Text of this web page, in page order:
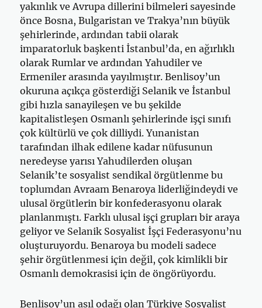
yakınlık ve Avrupa dillerini bilmeleri sayesinde
önce Bosna, Bulgaristan ve Trakya’nın büyük
şehirlerinde, ardından tabii olarak
imparatorluk başkenti İstanbul’da, en ağırlıklı
olarak Rumlar ve ardından Yahudiler ve
Ermeniler arasında yayılmıştır. Benlisoy’un
okuruna açıkça gösterdiği Selanik ve İstanbul
gibi hızla sanayileşen ve bu şekilde
kapitalistleşen Osmanlı şehirlerinde işçi sınıfı
çok kültürlü ve çok dilliydi. Yunanistan
tarafından ilhak edilene kadar nüfusunun
neredeyse yarısı Yahudilerden oluşan
Selanik’te sosyalist sendikal örgütlenme bu
toplumdan Avraam Benaroya liderliğindeydi ve
ulusal örgütlerin bir konfederasyonu olarak
planlanmıştı. Farklı ulusal işçi grupları bir araya
geliyor ve Selanik Sosyalist İşçi Federasyonu’nu
oluşturuyordu. Benaroya bu modeli sadece
şehir örgütlenmesi için değil, çok kimlikli bir
Osmanlı demokrasisi için de öngörüyordu.
Benlisoy’un asıl odağı olan Türkiye Sosyalist